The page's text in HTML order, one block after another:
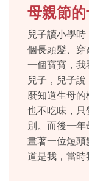
母親節
兒子讀小學
個長頭髮、穿
一個寶寶，我
兒子，兒子
麼知道生母
也不吃味，只
別。而後一
畫著一位短頭
道是我，當時